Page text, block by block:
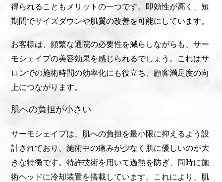
得られることもメリットの一つです。即効性が高く、短
期間でサイズダウンや肌質の改善を可能にしています。
お客様は、頻繁な通院の必要性を減らしながらも、サー
モシェイプの美容効果を感じられるでしょう。これはサ
ロンでの施術時間の効率化にも役立ち、顧客満足度の向
上につながります。
肌への負担が小さい
サーモシェイプは、肌への負担を最小限に抑えるよう設
計されており、施術中の痛みが少なく肌に優しいのが大
きな特徴です。特許技術を用いて過熱を防ぎ、同時に施
術ヘッドに冷却装置を搭載しています。これにより、肌